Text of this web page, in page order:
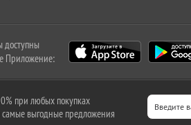
доступны
Приложение:
при любых покупках
выгодные предложения